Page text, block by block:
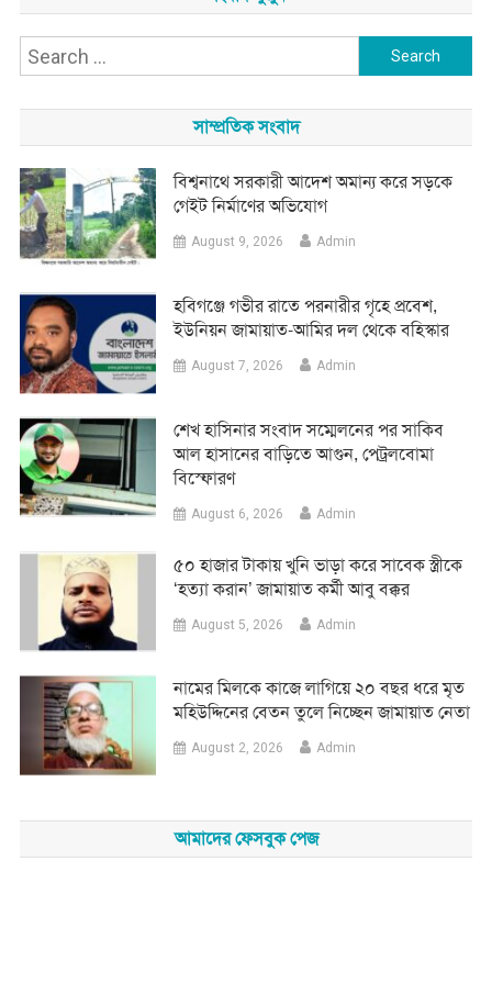
Search
সাম্প্রতিক সংবাদ
বিশ্বনাথে সরকারী আদেশ অমান্য করে সড়কে
গেইট নির্মাণের অভিযোগ
August 9, 2026 Admin
হবিগঞ্জে গভীর রাতে পরনারীর গৃহে প্রবেশ,
ইউনিয়ন জামায়াত-আমির দল থেকে বহিস্কার
August 7, 2026 Admin
শেখ হাসিনার সংবাদ সম্মেলনের পর সাকিব
আল হাসানের বাড়িতে আগুন, পেট্রলবোমা
বিস্ফোরণ
August 6, 2026 Admin
৫০ হাজার টাকায় খুনি ভাড়া করে সাবেক স্ত্রীকে
‘হত্যা করান’ জামায়াত কর্মী আবু বক্কর
August 5, 2026 Admin
নামের মিলকে কাজে লাগিয়ে ২০ বছর ধরে মৃত
মহিউদ্দিনের বেতন তুলে নিচ্ছেন জামায়াত নেতা
August 2, 2026 Admin
আমাদের ফেসবুক পেজ